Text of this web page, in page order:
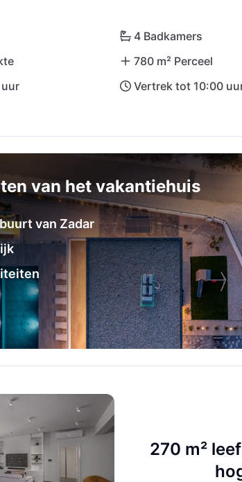
om een supermarkt of een luchthaven.
of duik in het natuurschoon van het
4 Badkamers
780 m² Perceel
Vertrek tot 10:00
van het vakantiehuis
van Zadar
270 m²